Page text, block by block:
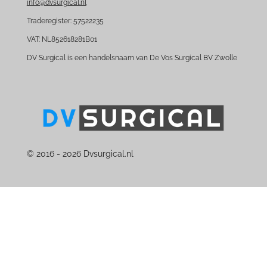
info@dvsurgical.nl
Traderegister: 57522235
VAT: NL852618281B01
DV Surgical is een handelsnaam van De Vos Surgical BV Zwolle
© 2016 - 2026 Dvsurgical.nl